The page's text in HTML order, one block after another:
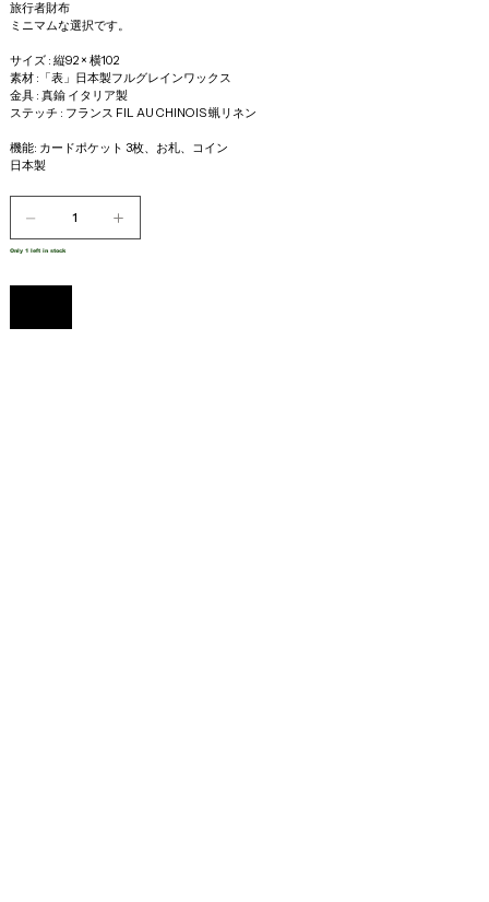
旅行者財布
ミニマムな選択です。
サイズ : 縦92 × 横102
素材 :「表」日本製フルグレインワックス
金具 : 真鍮 イタリア製
ステッチ : フランス FIL AU CHINOIS 蝋リネン
機能: カードポケット 3枚、お札、コイン
日本製
Only 1 left in stock